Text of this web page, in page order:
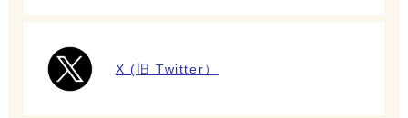
X (旧 Twitter）